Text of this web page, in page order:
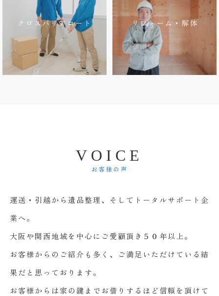
クロスバリアコート リフォーム・解体
V O I C E
お客様の声
運送・引越から遺品整理、そしてトータルサポート企
業へ。
大阪や関西地域を中心にご愛顧頂き５０年以上。
お客様からのご紹介も多く、ご満足いただけている結
果だと思っております。
お客様からは家の鍵までお借りするほど信頼を頂けて